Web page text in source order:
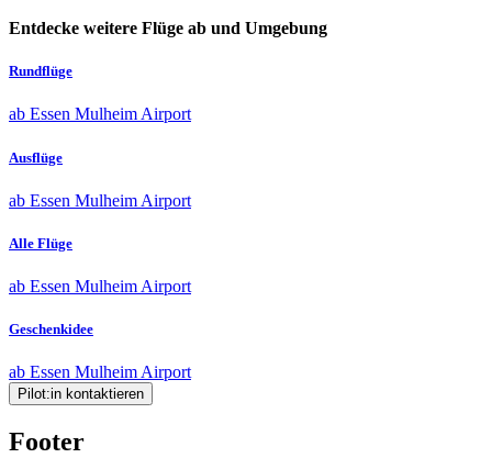
Entdecke weitere Flüge ab und Umgebung
Rundflüge
ab Essen Mulheim Airport
Ausflüge
ab Essen Mulheim Airport
Alle Flüge
ab Essen Mulheim Airport
Geschenkidee
ab Essen Mulheim Airport
Pilot:in kontaktieren
Footer